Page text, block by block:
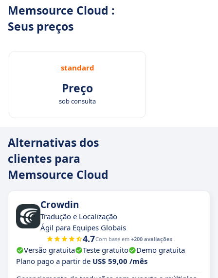
Memsource Cloud :
Seus preços
standard
Preço
sob consulta
Alternativas dos
clientes para
Memsource Cloud
Crowdin
Tradução e Localização
Ágil para Equipes Globais
4.7Com base em +200 avaliações
Versão gratuita Teste gratuito
Demo gratuita
Plano pago a partir de US$ 59,00 /mês